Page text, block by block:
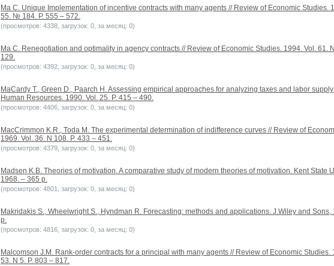
Ma C. Unique Implementation of incentive contracts with many agents // Review of Economic Studies.
55. № 184. P. 555 – 572.
(просмотров: 4338, загрузок: 0, за месяц: 0)
Ma C. Renegotiation and optimality in agency contracts // Review of Economic Studies. 1994. Vol. 61.
129.
(просмотров: 4392, загрузок: 0, за месяц: 0)
MaCardy T., Green D., Paarch H. Assessing empirical approaches for analyzing taxes and labor
Human Resources. 1990. Vol. 25. P. 415 – 490.
(просмотров: 4406, загрузок: 0, за месяц: 0)
MacCrimmon K.R., Toda M. The experimental determination of indifference curves // Review of
1969. Vol. 36. N 108. P. 433 – 451.
(просмотров: 4379, загрузок: 0, за месяц: 0)
Madsen K.B. Theories of motivation. A comparative study of modern theories of motivation. Kent State
1968. – 365 p.
(просмотров: 4801, загрузок: 0, за месяц: 0)
Makridakis S., Wheelwright S., Hyndman R. Forecasting: methods and applications. J.Wiley and Sons,
p.
(просмотров: 4816, загрузок: 0, за месяц: 0)
Malcomson J.M. Rank-order contracts for a principal with many agents // Review of Economic Studies.
53. N 5. P. 803 – 817.